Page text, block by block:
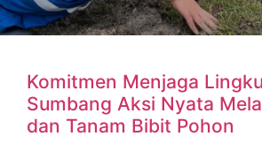
Komitmen Menjaga
Sumbang Aksi Nyata
dan Tanam Bibit Pohon